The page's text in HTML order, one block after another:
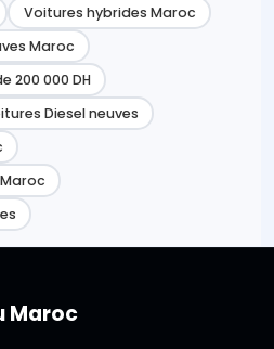
Voitures hybrides Maroc
Maroc
200 000 DH
Diesel neuves
Maroc